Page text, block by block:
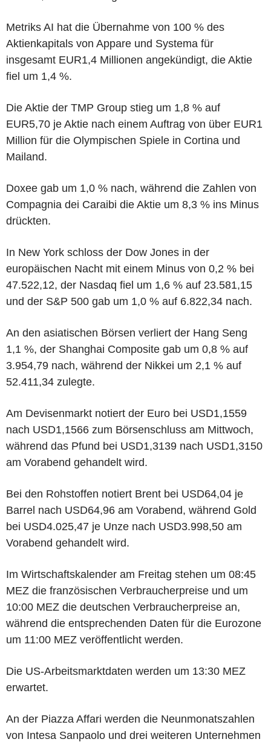
Metriks AI hat die Übernahme von 100 % des
Aktienkapitals von Appare und Systema für
insgesamt EUR1,4 Millionen angekündigt, die Aktie
fiel um 1,4 %.
Die Aktie der TMP Group stieg um 1,8 % auf
EUR5,70 je Aktie nach einem Auftrag von über EUR1
Million für die Olympischen Spiele in Cortina und
Mailand.
Doxee gab um 1,0 % nach, während die Zahlen von
Compagnia dei Caraibi die Aktie um 8,3 % ins Minus
drückten.
In New York schloss der Dow Jones in der
europäischen Nacht mit einem Minus von 0,2 % bei
47.522,12, der Nasdaq fiel um 1,6 % auf 23.581,15
und der S&P 500 gab um 1,0 % auf 6.822,34 nach.
An den asiatischen Börsen verliert der Hang Seng
1,1 %, der Shanghai Composite gab um 0,8 % auf
3.954,79 nach, während der Nikkei um 2,1 % auf
52.411,34 zulegte.
Am Devisenmarkt notiert der Euro bei USD1,1559
nach USD1,1566 zum Börsenschluss am Mittwoch,
während das Pfund bei USD1,3139 nach USD1,3150
am Vorabend gehandelt wird.
Bei den Rohstoffen notiert Brent bei USD64,04 je
Barrel nach USD64,96 am Vorabend, während Gold
bei USD4.025,47 je Unze nach USD3.998,50 am
Vorabend gehandelt wird.
Im Wirtschaftskalender am Freitag stehen um 08:45
MEZ die französischen Verbraucherpreise und um
10:00 MEZ die deutschen Verbraucherpreise an,
während die entsprechenden Daten für die Eurozone
um 11:00 MEZ veröffentlicht werden.
Die US-Arbeitsmarktdaten werden um 13:30 MEZ
erwartet.
An der Piazza Affari werden die Neunmonatszahlen
von Intesa Sanpaolo und drei weiteren Unternehmen